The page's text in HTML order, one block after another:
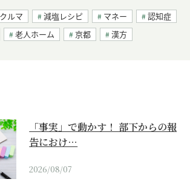
クルマ 減塩レシピ マネー
認知症
老人ホーム 京都 漢方
「事実」で動かす！ 部下からの報
告におけ…
2026/08/07